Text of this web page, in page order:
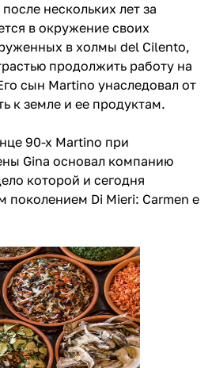
нескольких лет за
в окружение своих
в холмы del Cilento,
продолжить работу на
сын Martino унаследовал от
к земле и ее продуктам.
90-х Martino при
Gina основал компанию
которой и сегодня
поколением Di Mieri: Carmen e